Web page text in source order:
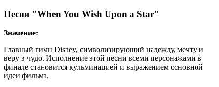
Песня "When You Wish Upon a Star"
Значение:
Главный гимн Disney, символизирующий надежду, мечту и
веру в чудо. Исполнение этой песни всеми персонажами в
финале становится кульминацией и выражением основной
идеи фильма.